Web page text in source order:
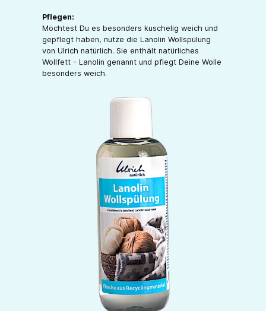
Pflegen:
Möchtest Du es besonders kuschelig weich und
gepflegt haben, nutze die Lanolin Wollspülung
von Ulrich natürlich. Sie enthält natürliches
Wollfett - Lanolin genannt und pflegt Deine Wolle
besonders weich.